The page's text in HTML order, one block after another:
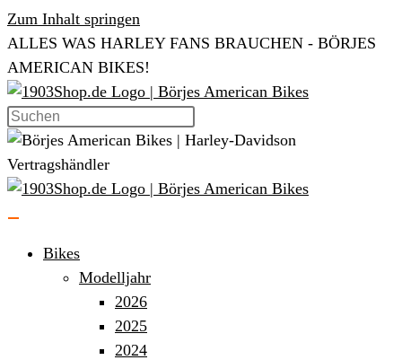
Zum Inhalt springen
ALLES WAS HARLEY FANS BRAUCHEN - BÖRJES
AMERICAN BIKES!
Bikes
Modelljahr
2026
2025
2024